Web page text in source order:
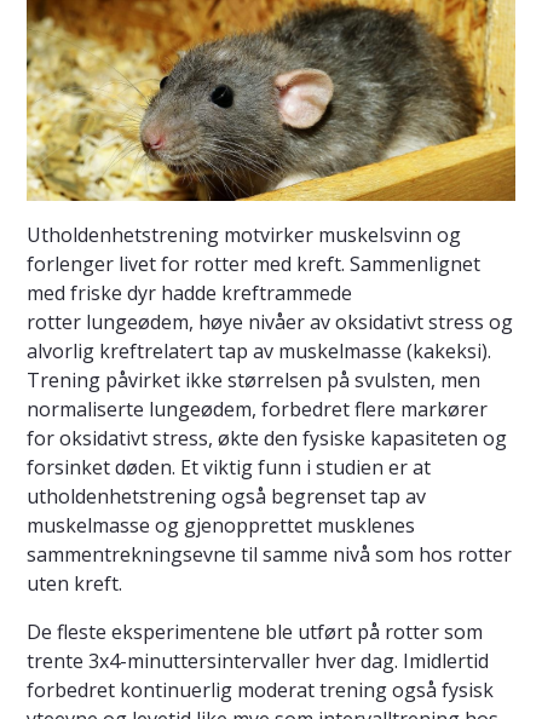
Utholdenhetstrening motvirker muskelsvinn og
forlenger livet for rotter med kreft. Sammenlignet
med friske dyr hadde kreftrammede
rotter lungeødem, høye nivåer av oksidativt stress og
alvorlig kreftrelatert tap av muskelmasse (kakeksi).
Trening påvirket ikke størrelsen på svulsten, men
normaliserte lungeødem, forbedret flere markører
for oksidativt stress, økte den fysiske kapasiteten og
forsinket døden. Et viktig funn i studien er at
utholdenhetstrening også begrenset tap av
muskelmasse og gjenopprettet musklenes
sammentrekningsevne til samme nivå som hos rotter
uten kreft.
De fleste eksperimentene ble utført på rotter som
trente 3x4-minuttersintervaller hver dag. Imidlertid
forbedret kontinuerlig moderat trening også fysisk